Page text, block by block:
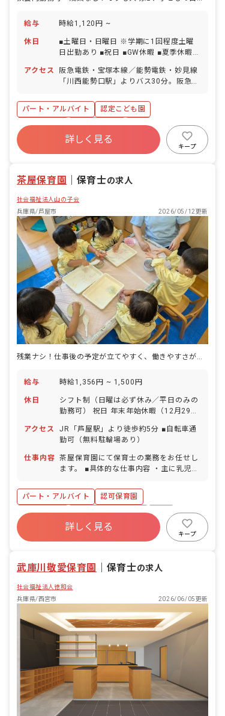
給与 時給1,120円 ~
休日
■土曜日・日曜日 ※学期に1回程度土曜
日出勤あり ■祝日 ■GW休暇 ■夏季休暇
1/3） ■有給休暇（法定通り加入） ■慶
弔休暇 ■産前産後・育児休暇 ■特別休暇
アクセス
阪急電鉄・宝塚本線／能勢電鉄・妙見線
「川西能勢口駅」よりバス30分。阪急バ
■マイカー通勤可（無料駐車場あり）
パート・アルバイト
認定こども園
ブランクOK
社会保険完備
有給
福利厚生充実
残業少なめ
産休育休制度
詳しく見る
キープ
茶屋保育園 保育士の求人
社会福祉法人山の子会
兵庫県/芦屋市
2026/05/12更新
残業ナシ！仕事後の予定が立てやすく、働きやすさが魅力の園です。
給与 時給1,356円 ~ 1,500円
休日
シフト制（日曜は必ず休み／平日のみの
勤務可） 祝日 年末年始休暇（12月29日
日以上の連休相談OK） 産前産後・育児
休暇（取得率・復帰率ともに90％以上）
慶弔休暇 介護・看護休暇 特別休暇 ※子
育て中の方も多数在籍されています！
アクセス
JR「芦屋駅」より徒歩約5分 ■自転車通
勤可（無料駐輪場あり）
仕事内容 茶屋保育園にて保育士の業務をお任せし
ます。 ■具体的な仕事内容 ・主に乳児ク
制） ・保育業務に付帯する雑務など ・
その他（行事準備等） ■保育をするうえ
で大切にしていること 子どもがありのま
まの自分を表現しながら、安心して過ご
せるような保育を心掛けています。 具体
うに、子どもと1対1で関わる時間を大切
ようにしています。また、日々の保育で
のふれあい遊びを積極的に取り入れ、遊
す。 ・職員間で話し合う機会を設け、子
どもの成長や保護者との関わりについて
共有し、それぞれにあった関わりについ
て日々振り返る時間を作っています。そ
の中でも、子どもの”その子らしさ”を大
切にする保育にも力を入れております。
・職員一人一人が興味のある分野をオン
ラインで研修を受講し、保育のスキルア
ップをしています。
パート・アルバイト
認可保育園
ブランクOK
ボーナス・賞与あり
有給
福利厚生充実
残業少なめ
昇給昇進あり
詳しく見る
キープ
武庫川敬愛保育園 保育士の求人
社会福祉法人徳和会
兵庫県/西宮市
2026/06/05更新